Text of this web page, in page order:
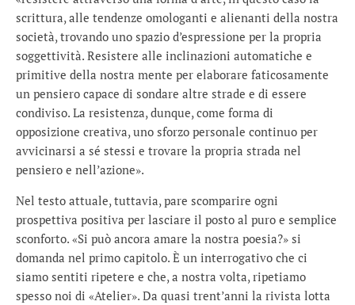
scrittura, alle tendenze omologanti e alienanti della nostra
società, trovando uno spazio d’espressione per la propria
soggettività. Resistere alle inclinazioni automatiche e
primitive della nostra mente per elaborare faticosamente
un pensiero capace di sondare altre strade e di essere
condiviso. La resistenza, dunque, come forma di
opposizione creativa, uno sforzo personale continuo per
avvicinarsi a sé stessi e trovare la propria strada nel
pensiero e nell’azione».
Nel testo attuale, tuttavia, pare scomparire ogni
prospettiva positiva per lasciare il posto al puro e semplice
sconforto. «Si può ancora amare la nostra poesia?» si
domanda nel primo capitolo. È un interrogativo che ci
siamo sentiti ripetere e che, a nostra volta, ripetiamo
spesso noi di «Atelier». Da quasi trent’anni la rivista lotta